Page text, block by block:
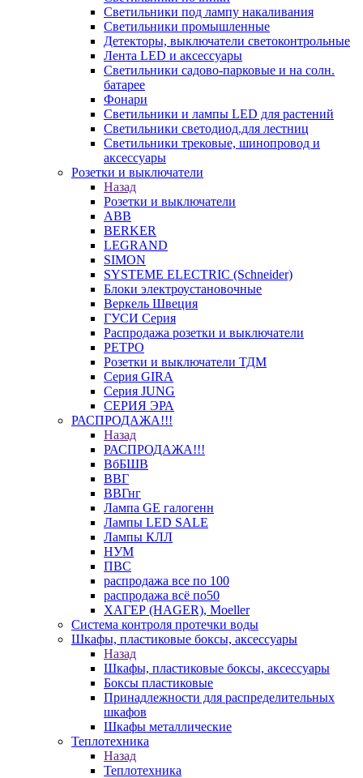
Светильники под лампу накаливания
Светильники промышленные
Детекторы, выключатели светоконтрольные
Лента LED и аксессуары
Светильники садово-парковые и на солн.
батарее
Фонари
Светильники и лампы LED для растений
Светильники светодиод.для лестниц
Светильники трековые, шинопровод и
аксессуары
Розетки и выключатели
Назад
Розетки и выключатели
ABB
BERKER
LEGRAND
SIMON
SYSTEME ELECTRIC (Schneider)
Блоки электроустановочные
Веркель Швеция
ГУСИ Серия
Распродажа розетки и выключатели
РЕТРО
Розетки и выключатели ТДМ
Серия GIRA
Серия JUNG
СЕРИЯ ЭРА
РАСПРОДАЖА!!!
Назад
РАСПРОДАЖА!!!
ВбБШВ
ВВГ
ВВГнг
Лампа GE галогенн
Лампы LED SALE
Лампы КЛЛ
НУМ
ПВС
распродажа все по 100
распродажа всё по50
ХАГЕР (HAGER), Moeller
Система контроля протечки воды
Шкафы, пластиковые боксы, аксессуары
Назад
Шкафы, пластиковые боксы, аксессуары
Боксы пластиковые
Принадлежности для распределительных
шкафов
Шкафы металлические
Теплотехника
Назад
Теплотехника